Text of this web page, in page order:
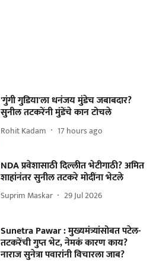
'गुंगी गुडिया'ला धनंजय मुंडेच जबाबदार?
सुनील तटकरेंनी मुंडेंचे कान टोचले
Rohit Kadam 17 hours ago
NDA प्रवेशासाठी दिल्लीत भेटीगाठी? अमित
शाहांनंतर सुनील तटकरे मोदींना भेटले
Suprim Maskar 29 Jul 2026
Sunetra Pawar : मुख्यमंत्र्यांसोबत पटेल-
तटकरेंची गुप्त भेट, नेमकं कारण काय?
नाराज सुनेत्रा पवारांनी विचारला जाब?